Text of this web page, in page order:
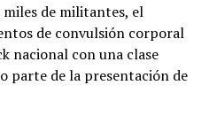
de militantes, el
de convulsión corporal
nacional con una clase
parte de la presentación de